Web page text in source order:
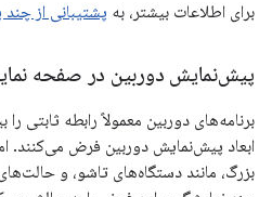
برای اطلاعات بیشتر، به پشتیبانی از چند
پیش‌نمایش دوربین در صفحه
برنامه‌های دوربین معمولاً رابطه ثابتی
ابعاد پیش‌نمایش دوربین فرض می‌کنند.
بزرگ، مانند دستگاه‌های تاشو، و